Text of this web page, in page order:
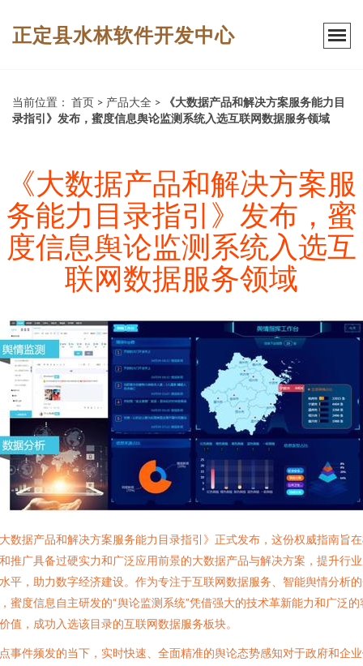
正定县水林软件开发中心
当前位置： 首页 > 产品大全 >
《大数据产品和解决方案服务能力目
录指引》发布，蜜度信息舆论监测系统入选互联网数据服务领域
《大数据产品和解决方案服
务能力目录指引》发布，蜜
度信息舆论监测系统入选互
联网数据服务领域
数据产品和解决方案服务能力目录指引》正式发布，这份权威指南旨
推广具备过硬实力和广泛应用前景的大数据产品与解决方案，提升行
平，助力数字经济建设。作为专注于互联网数据服务、智能舆情分析
蜜度信息自主研发的“舆论监测系统”凭借强大的技术革新能力和广泛的
值，成功入选该目录的互联网数据服务板块。
事件频发的当下，实时快速、全面精准的舆论态势感知对于政府和企